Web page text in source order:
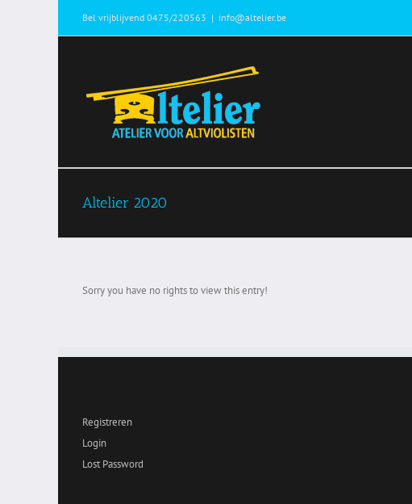
Bel vrijblijvend 0475/220563 | info@altelier.be
Altelier 2020
Sorry you have no rights to view this entry!
Registreren
Login
Lost Password